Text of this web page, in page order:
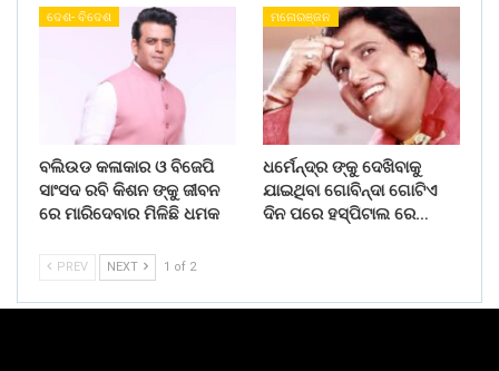
ଦେଶ- ବିଦେଶ
ବଲିଉଡ କଳାକାର ଓ ବିଜେପି
ସାଂସଦ ରବି କିଶନ ଙ୍କୁ ଜୀବନ
ରେ ମାରିଦେବାର ମିଳିଛି ଧମକ
ମନୋରଞ୍ଜନ
ଧର୍ମେନ୍ଦ୍ର ଙ୍କୁ ଦେଖିବାକୁ
ଯାଇଥିବା ଗୋବିନ୍ଦା ଗୋଟିଏ
ଦିନ ପରେ ହସ୍ପିଟାଲ ରେ…
PREV NEXT 1 of 2